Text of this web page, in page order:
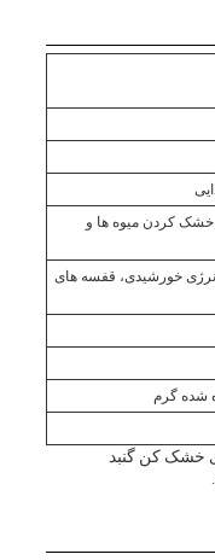
کردن میوه ها و
خورشیدی، قفسه های
شده گرم
خشک کن گنبد